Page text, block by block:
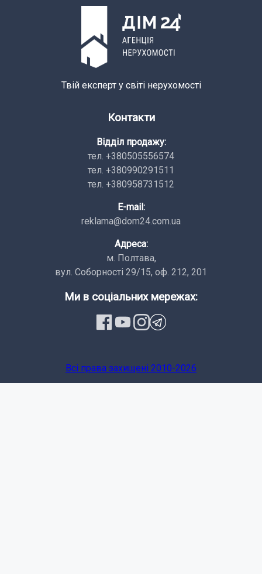
Твій експерт у світі нерухомості
Контакти
Відділ продажу:
тел. +380505556574
тел. +380990291511
тел. +380958731512
E-mail:
reklama@dom24.com.ua
Адреса:
м. Полтава,
вул. Соборності 29/15, оф. 212, 201
Ми в соціальних мережах:
Всi права заxищенi 2010-2026